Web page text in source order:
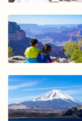
how to
初めての方